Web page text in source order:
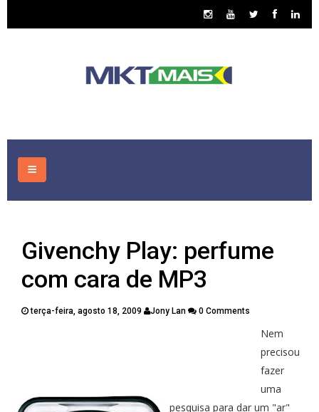
CONSULTORIA
ASSUNTOS
PUBLICAÇÕES
Givenchy Play: perfume
com cara de MP3
terça-feira, agosto 18, 2009 Jony Lan 0 Comments
Nem
precisou
fazer
uma
pesquisa para dar um "ar"